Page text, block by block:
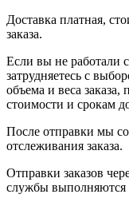
Доставка платная,
заказа.
Если вы не работали
затрудняетесь с
объема и веса
стоимости и срокам
После отправки мы
отслеживания заказа.
Отправки заказов
службы выполняются